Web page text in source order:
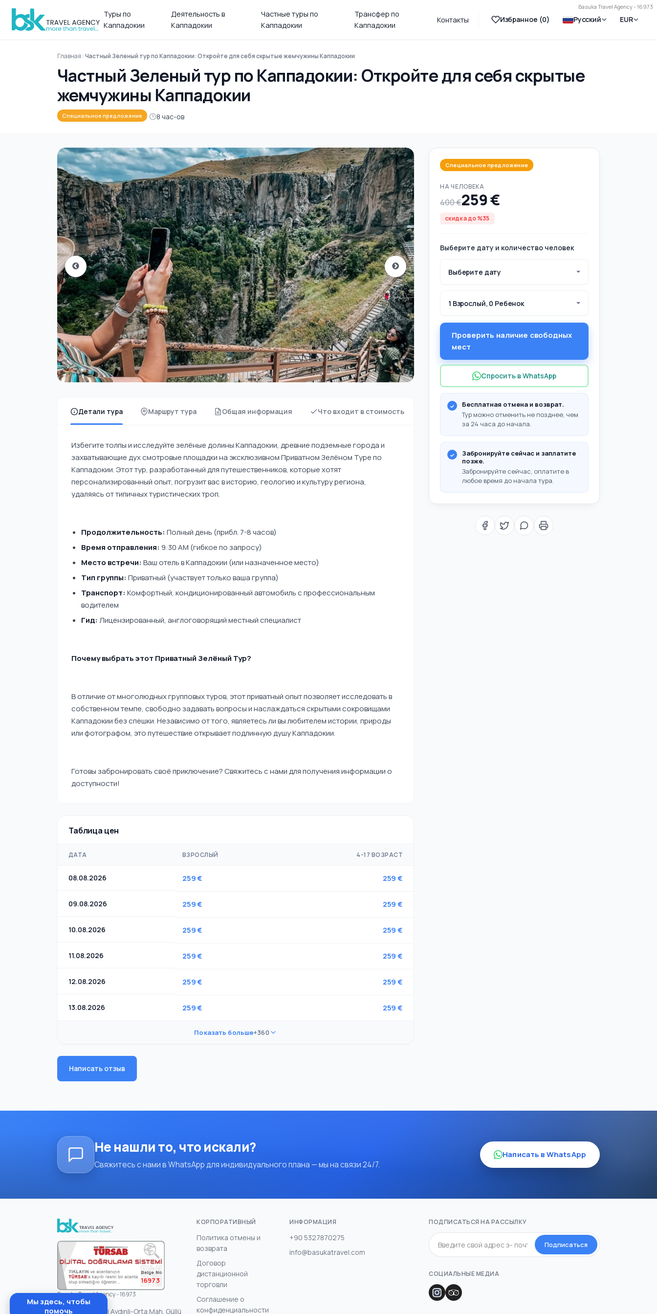
Basuka Travel Agency - 16973
Туры по
Каппадокии
Деятельность в
Каппадокии
Частные туры по
Каппадокии
Трансфер по
Каппадокии
Контакты Избранное (0) Русский EUR
Главная Частный Зеленый тур по Каппадокии: Откройте для себя скрытые жемчужины Каппадокии
Частный Зеленый тур по Каппадокии: Откройте для себя скрытые
жемчужины Каппадокии
Специальное предложение 8 час-ов
Детали тура Маршрут тура Общая информация Что входит в стоимость Что взять с собой?
Избегите толпы и исследуйте зелёные долины Каппадокии, древние подземные города и
захватывающие дух смотровые площадки на эксклюзивном Приватном Зелёном Туре по
Каппадокии. Этот тур, разработанный для путешественников, которые хотят
персонализированный опыт, погрузит вас в историю, геологию и культуру региона,
удаляясь от типичных туристических троп.
Продолжительность: Полный день (прибл. 7-8 часов)
Время отправления: 9:30 AM (гибкое по запросу)
Место встречи: Ваш отель в Каппадокии (или назначенное место)
Тип группы: Приватный (участвует только ваша группа)
Транспорт: Комфортный, кондиционированный автомобиль с профессиональным
водителем
Гид: Лицензированный, англоговорящий местный специалист
Почему выбрать этот Приватный Зелёный Тур?
В отличие от многолюдных групповых туров, этот приватный опыт позволяет исследовать в
собственном темпе, свободно задавать вопросы и наслаждаться скрытыми сокровищами
Каппадокии без спешки. Независимо от того, являетесь ли вы любителем истории, природы
или фотографом, это путешествие открывает подлинную душу Каппадокии.
Готовы забронировать своё приключение? Свяжитесь с нами для получения информации о
доступности!
Таблица цен
ДАТА ВЗРОСЛЫЙ 4-17 ВОЗРАСТ
08.08.2026 259 € 259 €
09.08.2026 259 € 259 €
10.08.2026 259 € 259 €
11.08.2026 259 € 259 €
12.08.2026 259 € 259 €
13.08.2026 259 € 259 €
Показать больше+360
Написать отзыв
Специальное предложение
НА ЧЕЛОВЕКА
400 €259 €
скидка до %35
Выберите дату и количество человек
Выберите дату
1 Взрослый, 0 Ребенок
Проверить наличие свободных
мест
Спросить в WhatsApp
Бесплатная отмена и возврат.
Тур можно отменить не позднее, чем
за 24 часа до начала.
Забронируйте сейчас и заплатите
позже.
Забронируйте сейчас, оплатите в
любое время до начала тура.
Не нашли то, что искали?
Свяжитесь с нами в WhatsApp для индивидуального плана — мы на связи 24/7.
Написать в WhatsApp
16973
Basuka Travel Agency - 16973
Göreme Beldesi Aydınli-Orta Mah. Güllü
КОРПОРАТИВНЫЙ
Политика отмены и
возврата
Договор
дистанционной
торговли
Соглашение о
конфиденциальности
ИНФОРМАЦИЯ
+90 5327870275
info@basukatravel.com
ПОДПИСАТЬСЯ НА РАССЫЛКУ
Подписаться
СОЦИАЛЬНЫЕ МЕДИА
Мы здесь, чтобы
помочь